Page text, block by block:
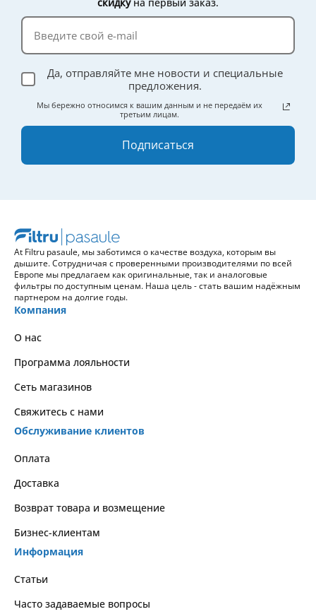
эффективности.
Да, отправляйте мне новости и специальные
предложения.
Мы бережно относимся к вашим данным и не передаём их
третьим лицам.
Подписаться
At Filtru pasaule, мы заботимся о качестве воздуха, которым вы
дышите. Сотрудничая с проверенными производителями по всей
Европе мы предлагаем как оригинальные, так и аналоговые
фильтры по доступным ценам. Наша цель - стать вашим надёжным
партнером на долгие годы.
Компания
О нас
Программа лояльности
Сеть магазинов
Свяжитесь с нами
Обслуживание клиентов
Оплата
Доставка
Возврат товара и возмещение
Бизнес-клиентам
Информация
Статьи
Часто задаваемые вопросы